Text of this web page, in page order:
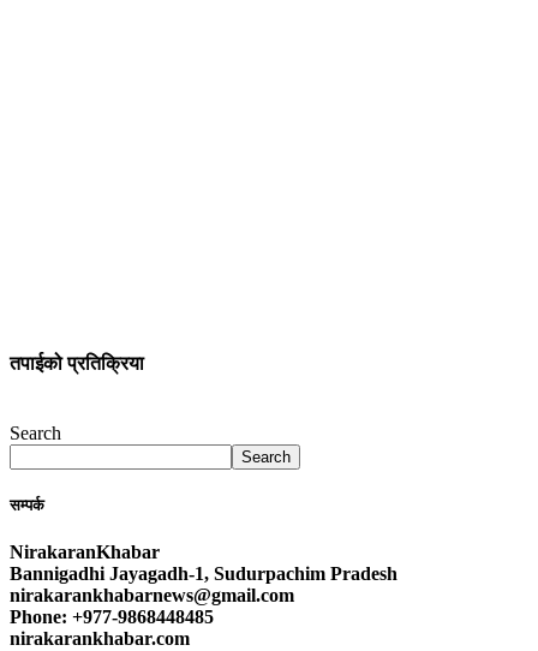
तपाईको प्रतिक्रिया
Search
Search
सम्पर्क
NirakaranKhabar
Bannigadhi Jayagadh-1, Sudurpachim Pradesh
nirakarankhabarnews@gmail.com
Phone: +977-9868448485
nirakarankhabar.com